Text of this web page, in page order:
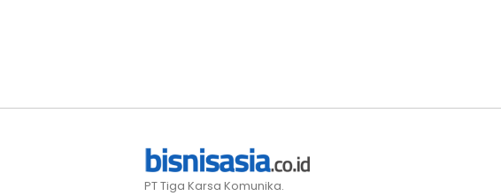
PT Tiga Karsa Komunika.